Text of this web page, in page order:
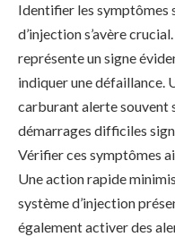
Identifier les symptômes
d’injection s’avère
représente un signe
indiquer une défaillance.
carburant alerte souvent
démarrages difficiles
Vérifier ces symptômes
Une action rapide
système d’injection
également activer des